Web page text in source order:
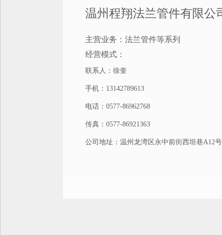
温州程翔法兰管件有限公
主营业务：法兰管件等系列
经营模式：
联系人：徐奎
手机：13142789613
电话：0577-86962768
传真：0577-86921363
公司地址：温州龙湾区永中前街西坦巷A12号